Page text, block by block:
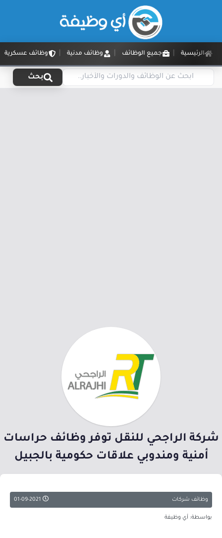
الرئيسية جميع الوظائف وظائف مدنية وظائف عسكرية
بحث
شركة الراجحي للنقل توفر وظائف حراسات
أمنية ومندوبي علاقات حكومية بالجبيل
وظائف شركات
بواسطة: أي وظيفة